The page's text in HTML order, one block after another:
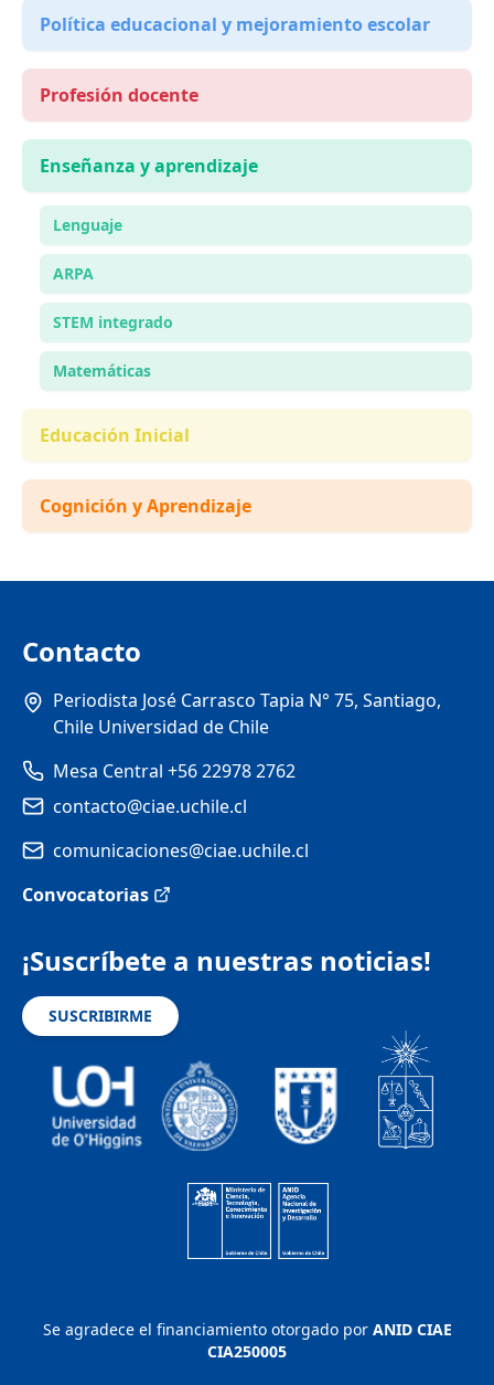
Política educacional y mejoramiento escolar
Profesión docente
Enseñanza y aprendizaje
Lenguaje
ARPA
STEM integrado
Matemáticas
Educación Inicial
Cognición y Aprendizaje
Contacto
Periodista José Carrasco Tapia N° 75, Santiago,
Chile Universidad de Chile
Mesa Central +56 22978 2762
contacto@ciae.uchile.cl
comunicaciones@ciae.uchile.cl
Convocatorias
¡Suscríbete a nuestras noticias!
SUSCRIBIRME
Se agradece el financiamiento otorgado por ANID CIAE
CIA250005